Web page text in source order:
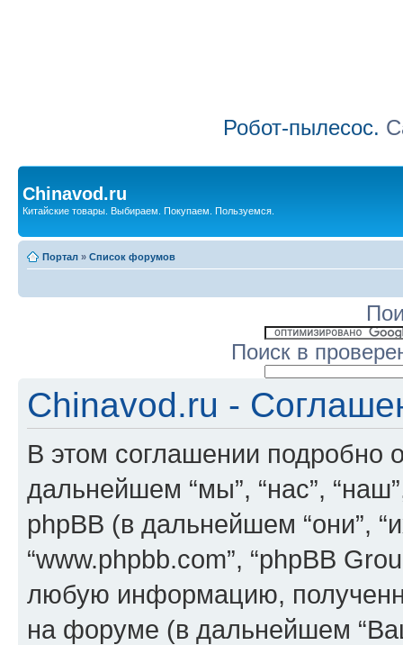
Робот-пылесос.
Chinavod.ru
Китайские товары. Выбираем. Покупаем. Пользуемся.
Портал » Список форумов
Поиск в
Chinavod.ru -
В этом соглашении подробно
дальнейшем “мы”, “нас”,
phpBB (в дальнейшем “они”,
“www.phpbb.com”, “phpBB
любую информацию,
на форуме (в дальнейшем